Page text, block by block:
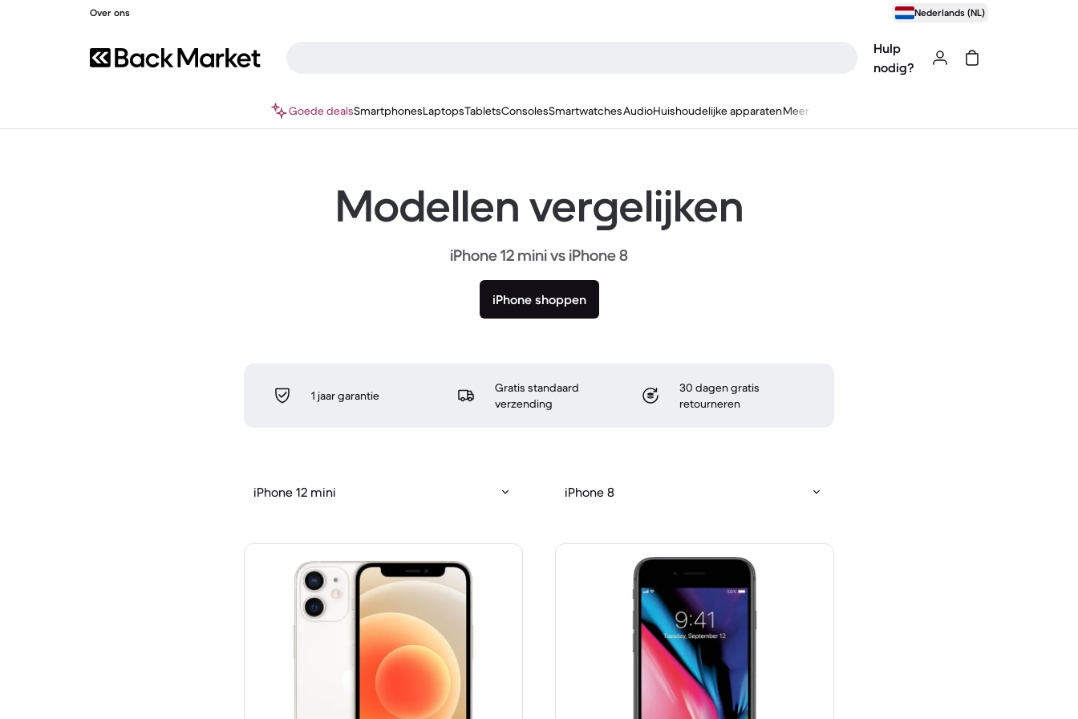
Over ons Nederlands (NL)
Hulp
nodig?
Goede dealsSmartphonesLaptopsTabletsConsolesSmartwatchesAudioHuishoudelijke apparatenMeer
Modellen vergelijken
iPhone 12 mini vs iPhone 8
iPhone shoppen
1 jaar garantie
Gratis standaard
verzending
30 dagen gratis
retourneren
iPhone 12 mini iPhone 8